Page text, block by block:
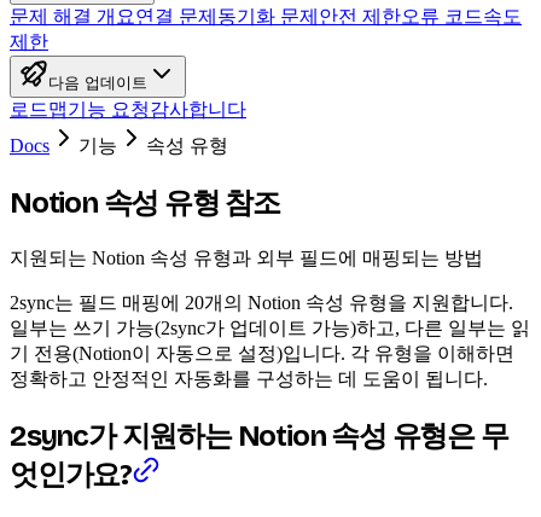
문제 해결 개요연결 문제 동기화 문제 안전 제한오류 코드속도
제한
다음 업데이트
로드맵기능 요청감사합니다
Docs
기능 속성 유형
Notion 속성 유형 참조
지원되는 Notion 속성 유형과 외부 필드에 매핑되는 방법
2sync는 필드 매핑에 20개의 Notion 속성 유형을 지원합니다.
일부는 쓰기 가능(2sync가 업데이트 가능)하고, 다른 일부는 읽
기 전용(Notion이 자동으로 설정)입니다. 각 유형을 이해하면
정확하고 안정적인 자동화를 구성하는 데 도움이 됩니다.
2sync가 지원하는 Notion 속성 유형은 무
엇인가요?